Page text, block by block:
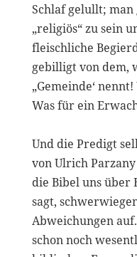
Schlaf gelullt;
„religiös“ zu sein
fleischliche
gebilligt von dem,
„Gemeinde‘
Was für ein
Und die Predigt
von Ulrich
die Bibel uns über
sagt,
Abweichungen
schon noch